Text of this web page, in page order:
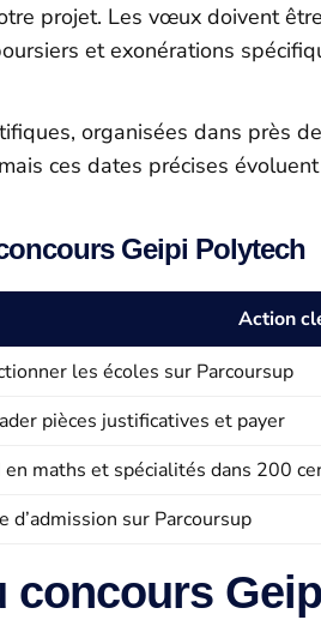
projet. Les vœux doivent
et exonérations
organisées dans près
ces dates précises
Geipi Polytech
Action
les écoles sur Parcoursup
pièces justificatives et payer
en maths et spécialités dans 200
d’admission sur Parcoursup
concours